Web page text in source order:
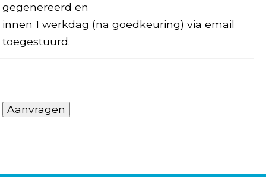
gegenereerd en
innen 1 werkdag (na goedkeuring) via email
toegestuurd.